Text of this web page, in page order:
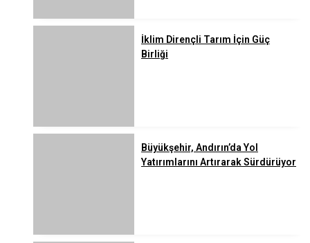
İklim Dirençli Tarım İçin Güç
Birliği
Büyükşehir, Andırın’da Yol
Yatırımlarını Artırarak Sürdürüyor